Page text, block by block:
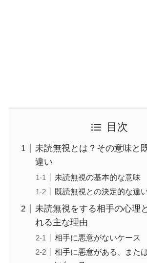
目次
未読無視とは？その意味と
違い
未読無視の基本的な意味
既読無視との決定的な違
未読無視をする相手の心理
れる主な理由
相手に悪意がないケース
相手に悪意がある、また